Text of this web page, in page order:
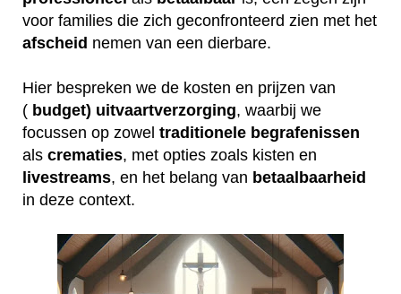
voor families die zich geconfronteerd zien met het
afscheid nemen van een dierbare.
Hier bespreken we de kosten en prijzen van
( budget) uitvaartverzorging, waarbij we
focussen op zowel traditionele begrafenissen
als crematies, met opties zoals kisten en
livestreams, en het belang van betaalbaarheid
in deze context.